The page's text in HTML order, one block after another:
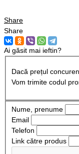
Share
Share
Ai găsit mai ieftin?
Dacă prețul
Vom trimite codul
Nume, prenume
Email
Telefon
Link către produs